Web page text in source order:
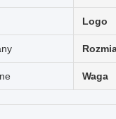
Logo
Waga